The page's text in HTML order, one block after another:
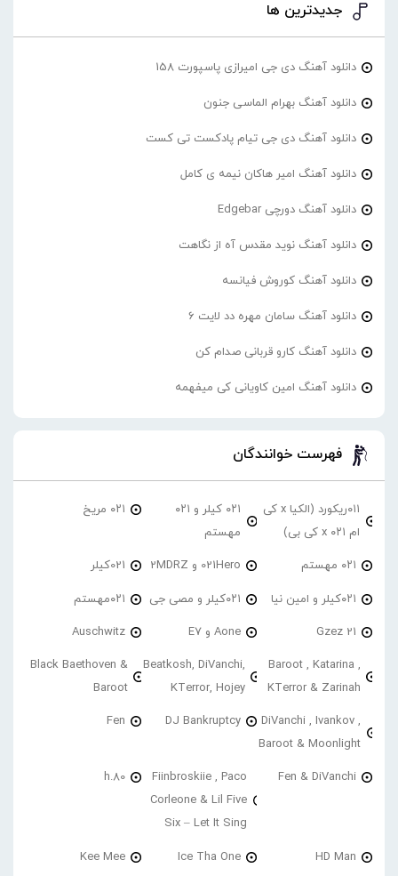
جدیدترین ها
دانلود آهنگ دی جی امیرازی پاسپورت 158
دانلود آهنگ بهرام الماسی جنون
دانلود آهنگ دی جی تیام پادکست تی کست
دانلود آهنگ امیر هاکان نیمه ی کامل
دانلود آهنگ دورچی Edgebar
دانلود آهنگ نوید مقدس آه از نگاهت
دانلود آهنگ کوروش فیانسه
دانلود آهنگ سامان مهره دد لایت 6
دانلود آهنگ کارو قربانی صدام کن
دانلود آهنگ امین کاویانی کی میفهمه
فهرست خوانندگان
۰۱۱ریکورد (الکیا x کی
ام ۰۲۱ x کی بی)
۰۲۱ کیلر و ۰۲۱
مهستم
۰۲۱ مریخ
۰۲۱ مهستم 021Hero و 2MDRZ 021کیلر
۰۲۱کیلر و امین نیا ۰۲۱کیلر و مصی جی ۰۲۱مهستم
21 Gzez Aone و E7 Auschwitz
Baroot , Katarina ,
KTerror & Zarinah
Beatkosh, DiVanchi,
KTerror, Hojey
Black Baethoven &
Baroot
DiVanchi , Ivankov ,
Baroot & Moonlight
DJ Bankruptcy
Fen
Fen & DiVanchi
Fiinbroskiie , Paco
Corleone & Lil Five
Six – Let It Sing
h.80
HD Man
Ice Tha One
Kee Mee